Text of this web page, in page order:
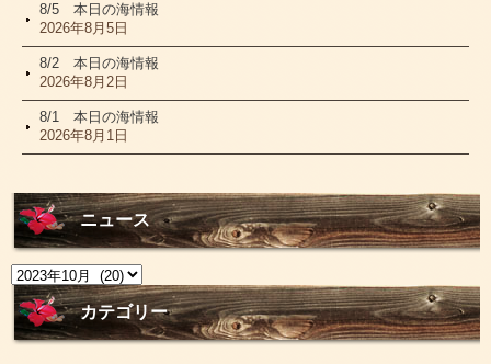
8/5 本日の海情報
2026年8月5日
8/2 本日の海情報
2026年8月2日
8/1 本日の海情報
2026年8月1日
ニュース
ニ
ュ
ー
カテゴリー